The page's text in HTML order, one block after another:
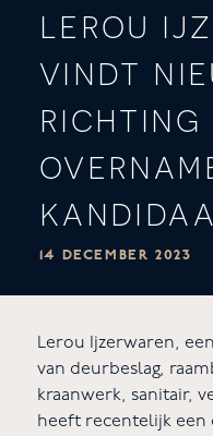
lerou
vindt
richting
14 DECEMBER 2023
Lerou Ijzerwaren,
van deurbeslag,
kraanwerk, sanitair,
heeft recentelijk een